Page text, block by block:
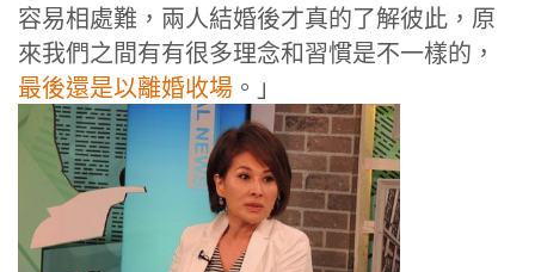
容易相處難，兩人結婚後才真的了解彼此，原
來我們之間有有很多理念和習慣是不一樣的，
最後還是以離婚收場。」